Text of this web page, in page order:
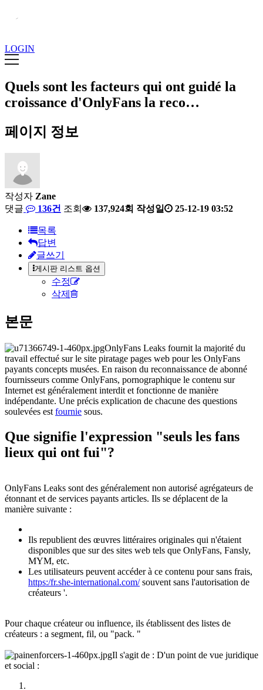
LOGIN
Quels sont les facteurs qui ont guidé la
croissance d'OnlyFans la reco…
페이지 정보
작성자 Zane
댓글
136건 조회 137,924회 작성일 25-12-19 03:52
목록
답변
글쓰기
게시판 리스트 옵션
수정
삭제
본문
OnlyFans Leaks fournit la majorité du
travail effectué sur le site piratage pages web pour les OnlyFans
payants concepts musées. En raison du reconnaissance de abonné
fournisseurs comme OnlyFans, pornographique le contenu sur
Internet est généralement interdit et fonctionne de manière
indépendante. Une précis explication de chacune des questions
soulevées est fournie sous.
Que signifie l'expression "seuls les fans
lieux qui ont fui"?
OnlyFans Leaks sont des généralement non autorisé agrégateurs de
étonnant et de services payants articles. Ils se déplacent de la
manière suivante :
Ils republient des œuvres littéraires originales qui n'étaient
disponibles que sur des sites web tels que OnlyFans, Fansly,
MYM, etc.
Les utilisateurs peuvent accéder à ce contenu pour sans frais,
https:/fr.she-international.com/souvent sans l'autorisation de
créateurs '.
Pour chaque créateur ou influence, ils établissent des listes de
créateurs : a segment, fil, ou "pack. "
Il s'agit de : D'un point de vue juridique
et social :